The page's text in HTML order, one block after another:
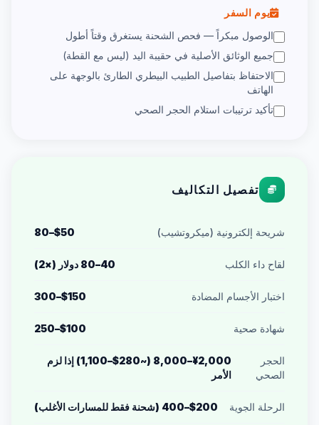
يوم السفر
الوصول مبكراً — فحص الشحنة يستغرق وقتاً أطول
جميع الوثائق الأصلية في حقيبة اليد (ليس مع القطة)
الاحتفاظ بتفاصيل الطبيب البيطري الطارئ بالوجهة على
الهاتف
تأكيد ترتيبات استلام الحجر الصحي
تفصيل التكاليف
شريحة إلكترونية (ميكروتشيب) $50–80
لقاح داء الكلب 40–80 دولار (×2)
اختبار الأجسام المضادة $150–300
شهادة صحية $100–250
الحجر
الصحي
¥2,000–8,000 (~$280–1,100) إذا لزم
الأمر
الرحلة الجوية $200–400 (شحنة فقط للمسارات الأغلب)